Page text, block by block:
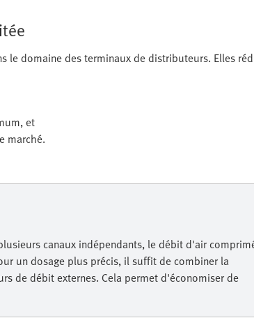
le domaine des terminaux de distributeurs. Elles
et
marché.
canaux indépendants, le débit d'air
un dosage plus précis, il suffit de combiner la
de débit externes. Cela permet d'économiser de